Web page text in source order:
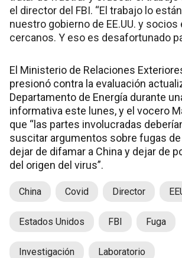
el director del FBI. “El trabajo lo
nuestro gobierno de EE.UU. y
cercanos. Y eso es desafortunado
El Ministerio de Relaciones
presionó contra la evaluación
Departamento de Energía durante
informativa este lunes, y el vocero
que “las partes involucradas
suscitar argumentos sobre fugas de
dejar de difamar a China y dejar de
del origen del virus”.
China Covid Director
Estados Unidos FBI Fuga
Investigación Laboratorio